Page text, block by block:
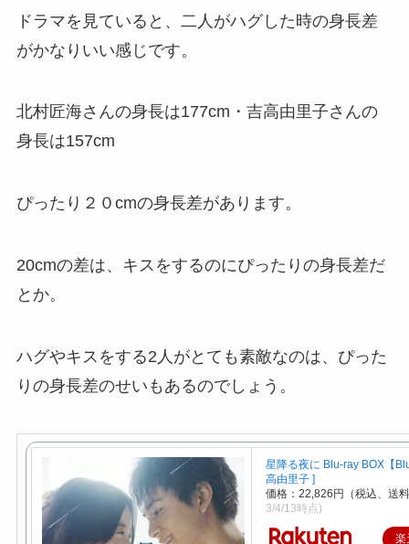
ドラマを見ていると、二人がハグした時の身長差
がかなりいい感じです。
北村匠海さんの身長は177cm・吉高由里子さんの
身長は157cm
ぴったり ２０cmの身長差があります。
20cmの差は、キスをするのにぴったりの身長差だ
とか。
ハグやキスをする2人がとても素敵なのは、ぴった
りの身長差のせいもあるのでしょう。
星降る夜に Blu-ray BOX【
高由里子 ]
価格：22,826円（税込、送
3/4/13時点)
楽